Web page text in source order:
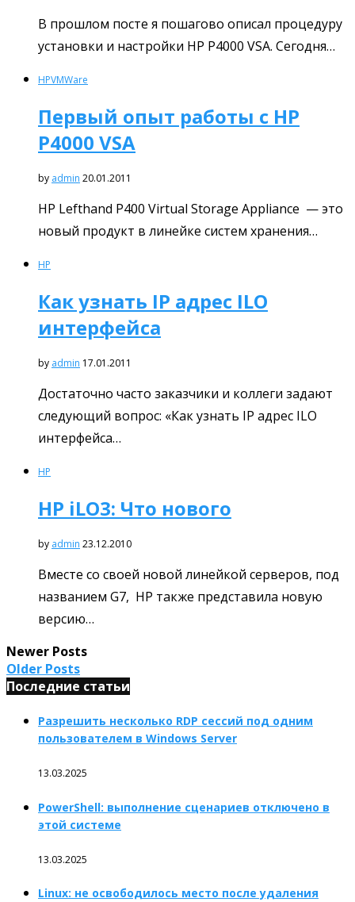
В прошлом посте я пошагово описал процедуру
установки и настройки HP P4000 VSA. Сегодня…
HPVMWare
Первый опыт работы с HP
P4000 VSA
by admin 20.01.2011
HP Lefthand P400 Virtual Storage Appliance — это
новый продукт в линейке систем хранения…
HP
Как узнать IP адрес ILO
интерфейса
by admin 17.01.2011
Достаточно часто заказчики и коллеги задают
следующий вопрос: «Как узнать IP адрес ILO
интерфейса…
HP
HP iLO3: Что нового
by admin 23.12.2010
Вместе со своей новой линейкой серверов, под
названием G7, HP также представила новую
версию…
Newer Posts
Older Posts
Последние статьи
Разрешить несколько RDP сессий под одним
пользователем в Windows Server
13.03.2025
PowerShell: выполнение сценариев отключено в
этой системе
13.03.2025
Linux: не освободилось место после удаления